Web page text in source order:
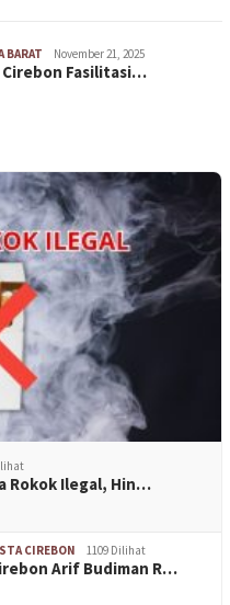
BARAT November 21, 2025
Cirebon Fasilitasi…
Rokok Ilegal, Hin…
CIREBON 1109 Dilihat
Arif Budiman R…